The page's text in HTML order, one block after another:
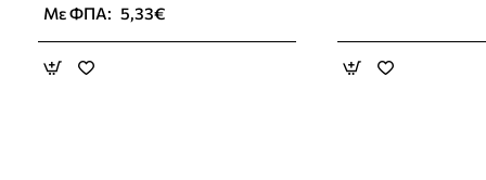
Με ΦΠΑ: 5,33€